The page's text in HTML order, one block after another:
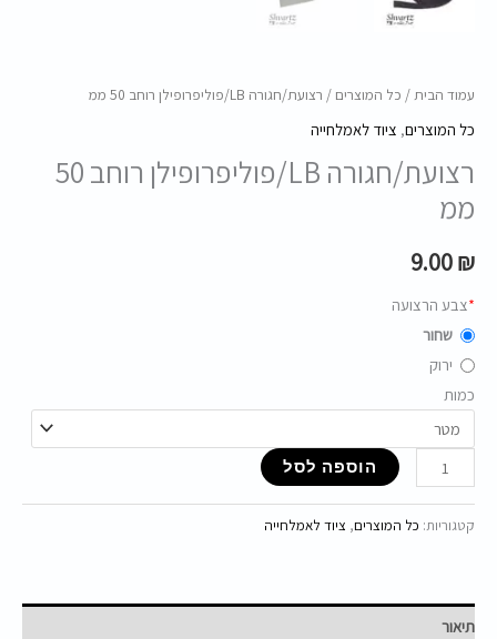
עמוד הבית/ כל המוצרים / רצועת/חגורה LB/פוליפרופילן רוחב 50 ממ
כל המוצרים, ציוד לאמלחייה
רצועת/חגורה LB/פוליפרופילן רוחב 50
ממ
9.00₪
*צבע הרצועה
שחור
ירוק
כמות
הוספה לסל
קטגוריות: כל המוצרים, ציוד לאמלחייה
תיאור